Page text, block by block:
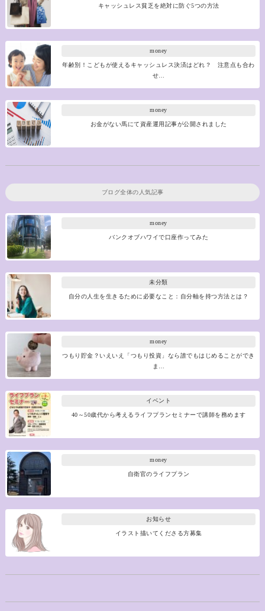
キャッシュレス貧乏を絶対に防ぐ5つの方法
money
年齢別！こどもが使えるキャッシュレス決済はどれ？ 注意点も合わ
せ…
money
お金がない馬にて資産運用記事が公開されました
ブログ全体の人気記事
money
バンクオブハワイで口座作ってみた
未分類
自分の人生を生きるために必要なこと：自分軸を持つ方法とは？
money
つもり貯金？いえいえ「つもり投資」なら誰でもはじめることができ
ま…
イベント
40～50歳代から考えるライフプランセミナーで講師を務めます
money
自衛官のライフプラン
お知らせ
イラスト描いてくださる方募集